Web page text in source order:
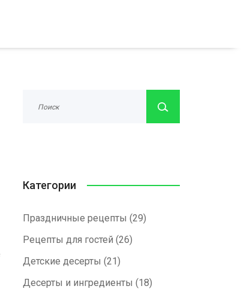
Категории
Праздничные рецепты (29)
Рецепты для гостей (26)
Детские десерты (21)
Десерты и ингредиенты (18)